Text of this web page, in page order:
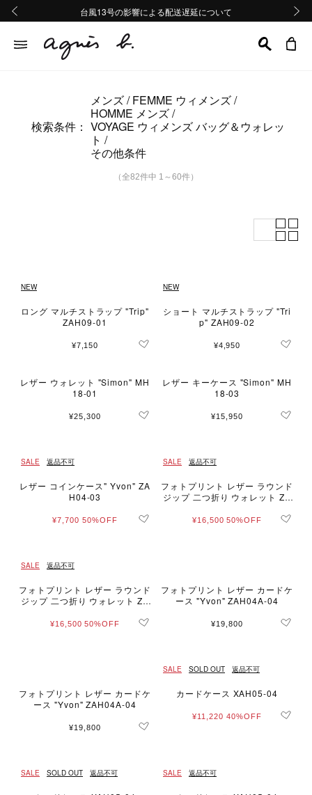
熊本地域地震の影響による配送遅延について
Summer Sale 2buy10%OFF!!
台風13号の影響による配送遅延について
熊本地域地震の影響による配送遅延について
Summer Sale 2buy10%OFF!!
検索条件：
メンズ FEMME ウィメンズ
HOMME メンズ
VOYAGE ウィメンズ バッグ＆ウォレッ
ト
その他条件
（全82件中 1～60件）
NEW
ロング マルチストラップ "Trip"
ZAH09-01
¥7,150
NEW
ショート マルチストラップ "Tri
p" ZAH09-02
¥4,950
レザー ウォレット "Simon" MH
18-01
¥25,300
レザー キーケース "Simon" MH
18-03
¥15,950
SALE 返品不可
レザー コインケース" Yvon" ZA
H04-03
¥7,700 50%OFF
SALE 返品不可
フォトプリント レザー ラウンド
ジップ 二つ折り ウォレット ZA
¥16,500 50%OFF
SALE 返品不可
フォトプリント レザー ラウンド
ジップ 二つ折り ウォレット ZA
¥16,500 50%OFF
フォトプリント レザー カードケ
ース "Yvon" ZAH04A-04
¥19,800
フォトプリント レザー カードケ
ース "Yvon" ZAH04A-04
¥19,800
SALE SOLD OUT 返品不可
カードケース XAH05-04
¥11,220 40%OFF
SALE SOLD OUT 返品不可 SALE 返品不可